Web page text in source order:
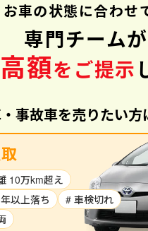
お車の状態に合わせ
専門チームが
額をご提示
事故車を売りたい方
10万km超え
以上落ち
# 車検切れ